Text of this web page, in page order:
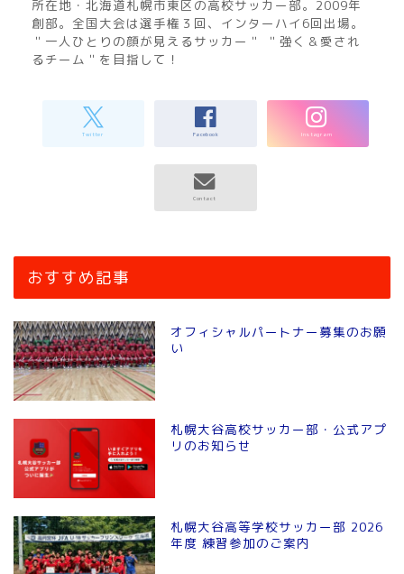
所在地・北海道札幌市東区の高校サッカー部。2009年
創部。全国大会は選手権３回、インターハイ6回出場。
＂一人ひとりの顔が見えるサッカー＂ ＂強く＆愛され
るチーム＂を目指して！
おすすめ記事
オフィシャルパートナー募集のお願
い
札幌大谷高校サッカー部・公式アプ
リのお知らせ
札幌大谷高等学校サッカー部 2026
年度 練習参加のご案内